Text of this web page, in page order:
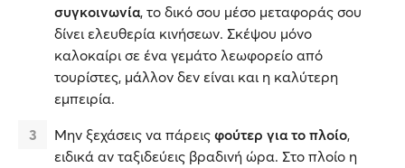
συγκοινωνία, το δικό σου μέσο μεταφοράς σου
δίνει ελευθερία κινήσεων. Σκέψου μόνο
καλοκαίρι σε ένα γεμάτο λεωφορείο από
τουρίστες, μάλλον δεν είναι και η καλύτερη
εμπειρία.
Μην ξεχάσεις να πάρεις φούτερ για το πλοίο,
ειδικά αν ταξιδεύεις βραδινή ώρα. Στο πλοίο η